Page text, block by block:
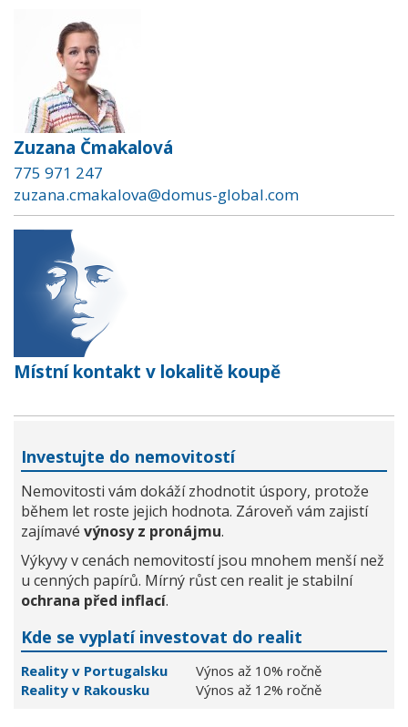
Zuzana Čmakalová
775 971 247
zuzana.cmakalova@domus-global.com
Místní kontakt v lokalitě koupě
Investujte do nemovitostí
Nemovitosti vám dokáží zhodnotit úspory, protože
během let roste jejich hodnota. Zároveň vám zajistí
zajímavé výnosy z pronájmu.
Výkyvy v cenách nemovitostí jsou mnohem menší než
u cenných papírů. Mírný růst cen realit je stabilní
ochrana před inflací.
Kde se vyplatí investovat do realit
Reality v Portugalsku
Výnos až 10% ročně
Reality v Rakousku
Výnos až 12% ročně